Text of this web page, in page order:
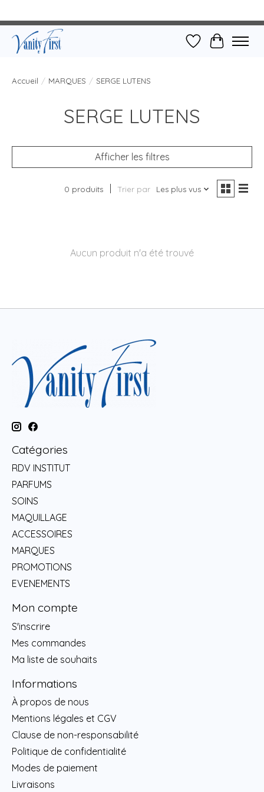
Liste dePanier
Accueil / MARQUES / SERGE LUTENS
SERGE LUTENS
Afficher les filtres
0 produits Trier par Les plus vus
Aucun produit n'a été trouvé
Catégories
RDV INSTITUT
PARFUMS
SOINS
MAQUILLAGE
ACCESSOIRES
MARQUES
PROMOTIONS
EVENEMENTS
Mon compte
S'inscrire
Mes commandes
Ma liste de souhaits
Informations
À propos de nous
Mentions légales et CGV
Clause de non-responsabilité
Politique de confidentialité
Modes de paiement
Livraisons